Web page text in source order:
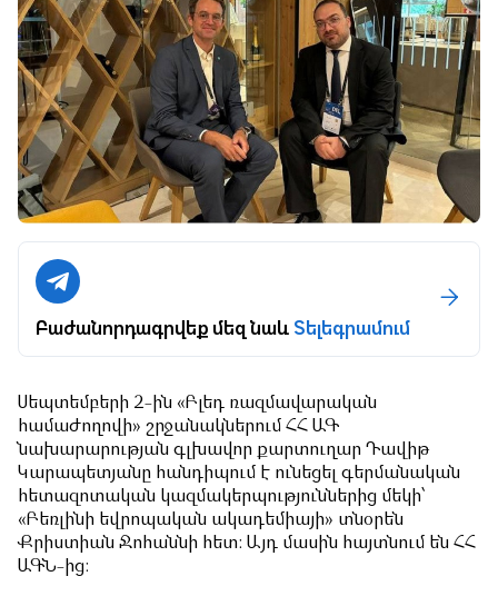
Բաժանորդագրվեք մեզ նաևՏելեգրամում
Սեպտեմբերի 2-ին «Բլեդ ռազմավարական
համաժողովի» շրջանակներում ՀՀ ԱԳ
նախարարության գլխավոր քարտուղար Դավիթ
Կարապետյանը հանդիպում է ունեցել գերմանական
հետազոտական կազմակերպություններից մեկի՝
«Բեռլինի եվրոպական ակադեմիայի» տնօրեն
Քրիստիան Ջոհաննի հետ: Այդ մասին հայտնում են ՀՀ
ԱԳՆ-ից: